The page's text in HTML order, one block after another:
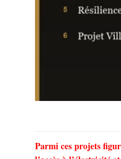
Parmi ces projets